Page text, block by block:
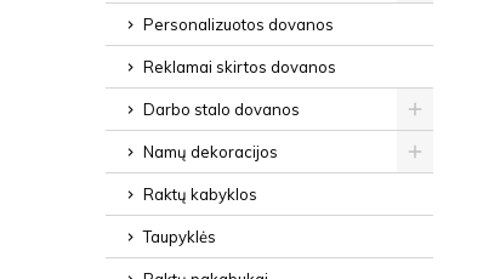
Personalizuotos dovanos
Reklamai skirtos dovanos
Darbo stalo dovanos
Namų dekoracijos
Raktų kabyklos
Taupyklės